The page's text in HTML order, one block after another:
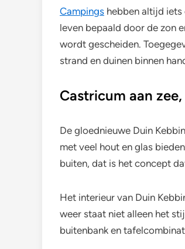
Campings hebben altijd
leven bepaald door de zon
wordt gescheiden.
strand en duinen binnen
Castricum aan
De gloednieuwe Duin
met veel hout en glas
buiten, dat is het concept
Het interieur van Duin
weer staat niet alleen het
buitenbank en